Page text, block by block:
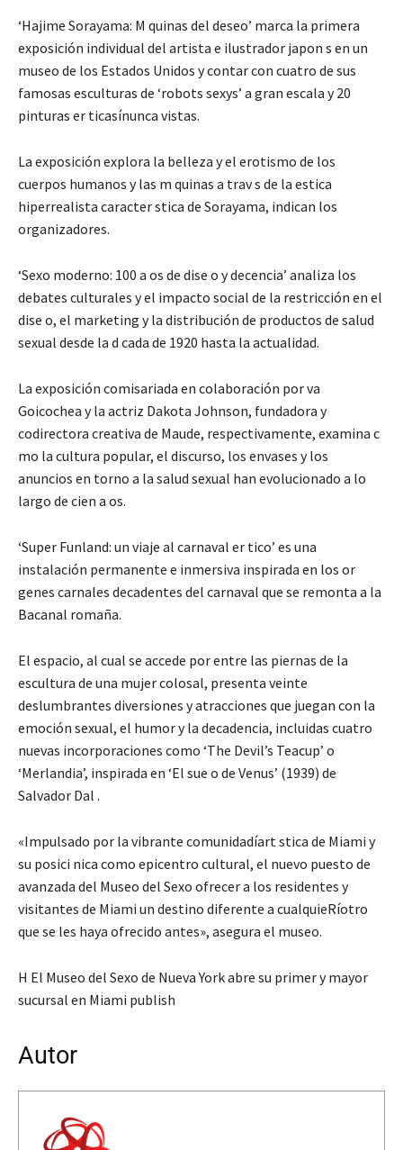
‘Hajime Sorayama: M quinas del deseo’ marca la primera
exposición individual del artista e ilustrador japon s en un
museo de los Estados Unidos y contar con cuatro de sus
famosas esculturas de ‘robots sexys’ a gran escala y 20
pinturas er ticasínunca vistas.
La exposición explora la belleza y el erotismo de los
cuerpos humanos y las m quinas a trav s de la estica
hiperrealista caracter stica de Sorayama, indican los
organizadores.
‘Sexo moderno: 100 a os de dise o y decencia’ analiza los
debates culturales y el impacto social de la restricción en el
dise o, el marketing y la distribución de productos de salud
sexual desde la d cada de 1920 hasta la actualidad.
La exposición comisariada en colaboración por va
Goicochea y la actriz Dakota Johnson, fundadora y
codirectora creativa de Maude, respectivamente, examina c
mo la cultura popular, el discurso, los envases y los
anuncios en torno a la salud sexual han evolucionado a lo
largo de cien a os.
‘Super Funland: un viaje al carnaval er tico’ es una
instalación permanente e inmersiva inspirada en los or
genes carnales decadentes del carnaval que se remonta a la
Bacanal romaña.
El espacio, al cual se accede por entre las piernas de la
escultura de una mujer colosal, presenta veinte
deslumbrantes diversiones y atracciones que juegan con la
emoción sexual, el humor y la decadencia, incluidas cuatro
nuevas incorporaciones como ‘The Devil’s Teacup’ o
‘Merlandia’, inspirada en ‘El sue o de Venus’ (1939) de
Salvador Dal .
«Impulsado por la vibrante comunidadíart stica de Miami y
su posici nica como epicentro cultural, el nuevo puesto de
avanzada del Museo del Sexo ofrecer a los residentes y
visitantes de Miami un destino diferente a cualquieRíotro
que se les haya ofrecido antes», asegura el museo.
H El Museo del Sexo de Nueva York abre su primer y mayor
sucursal en Miami publish
Autor